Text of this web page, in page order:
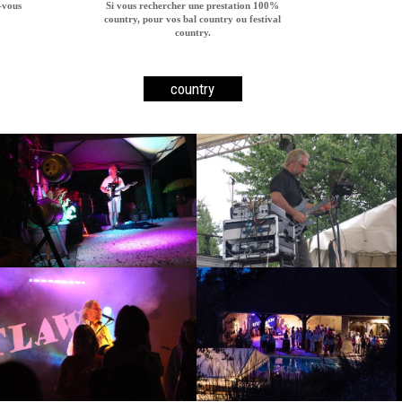
Si vous rechercher une prestation 100%
country, pour vos bal country ou festival
country.
country